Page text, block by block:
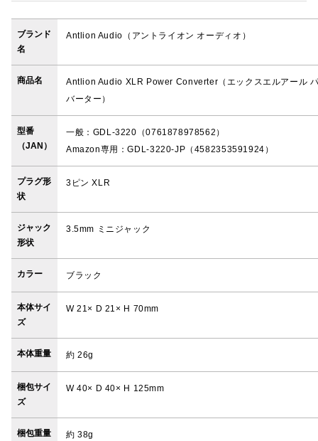
ブランド
名
Antlion Audio（アントライオン オーディオ）
商品名
Antlion Audio XLR Power Converter（エックスエルアール
バーター）
型番
（JAN）
一般：GDL-3220（0761878978562）
Amazon専用：GDL-3220-JP（4582353591924）
プラグ形
状
3ピン XLR
ジャック
形状
3.5mm ミニジャック
カラー ブラック
本体サイ
ズ
W 21× D 21× H 70mm
本体重量 約 26g
梱包サイ
ズ
W 40× D 40× H 125mm
梱包重量 約 38g